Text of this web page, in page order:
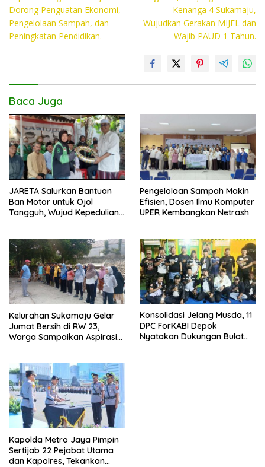
o
k
p
p
n
Dorong Penguatan Ekonomi,
Pengelolaan Sampah, dan
Peningkatan Pendidikan.
Kenanga 4 Sukamaju,
Wujudkan Gerakan MIJEL dan
Wajib PAUD 1 Tahun.
Baca Juga
JARETA Salurkan Bantuan
Ban Motor untuk Ojol
Tangguh, Wujud Kepedulian
Pengelolaan Sampah Makin
Efisien, Dosen Ilmu Komputer
UPER Kembangkan Netrash
Kelurahan Sukamaju Gelar
Jumat Bersih di RW 23,
Warga Sampaikan Aspirasi
Konsolidasi Jelang Musda, 11
DPC ForKABI Depok
Nyatakan Dukungan Bulat
Kapolda Metro Jaya Pimpin
Sertijab 22 Pejabat Utama
dan Kapolres, Tekankan